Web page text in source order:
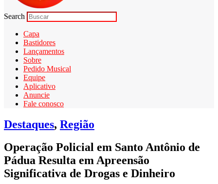
Search
Capa
Bastidores
Lançamentos
Sobre
Pedido Musical
Equipe
Aplicativo
Anuncie
Fale conosco
Destaques, Região
Operação Policial em Santo Antônio de
Pádua Resulta em Apreensão
Significativa de Drogas e Dinheiro